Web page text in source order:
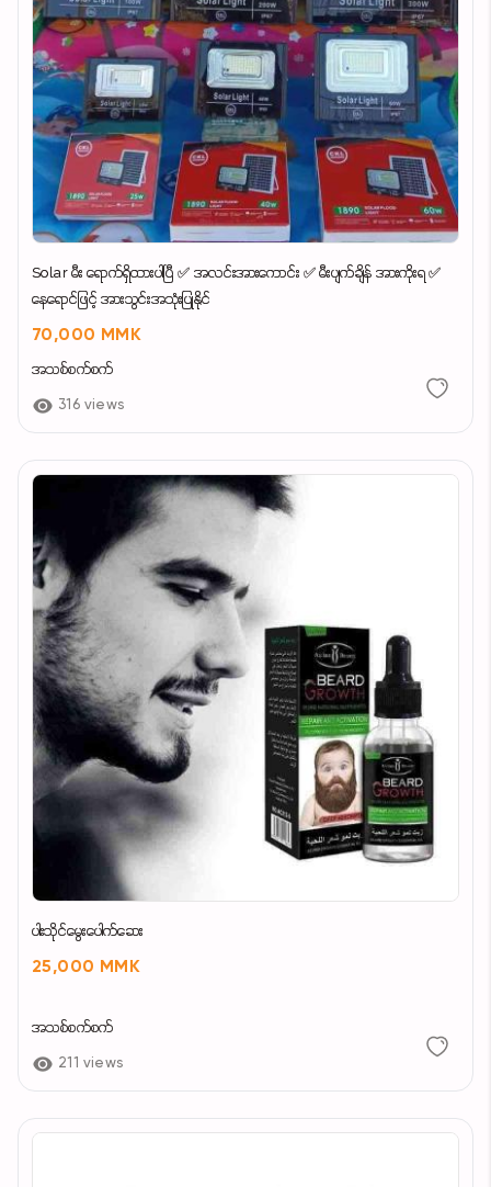
Solar မီး ရောက်ရှိထားပါပြီ ✅ အလင်းအားကောင်း ✅ မီးပျက်ချိန် အားကိုးရ ✅
နေရောင်ဖြင့် အားသွင်းအသုံးပြုနိုင်
70,000 MMK
အသစ်စက်စက်
316 views
ပါးသိုင်မွေးပေါက်ဆေး
25,000 MMK
အသစ်စက်စက်
211 views